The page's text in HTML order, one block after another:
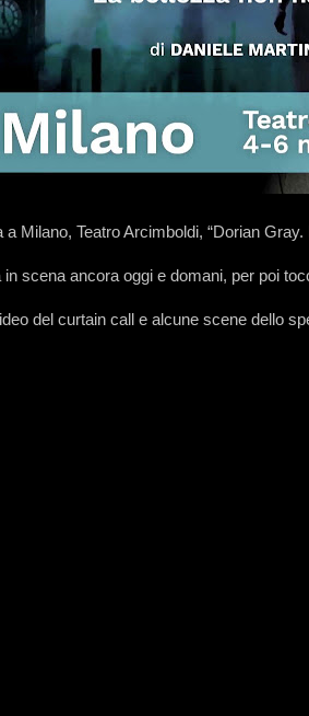
Milano, Teatro Arcimboldi, “Dorian Gray.
scena ancora oggi e domani, per poi
del curtain call e alcune scene dello